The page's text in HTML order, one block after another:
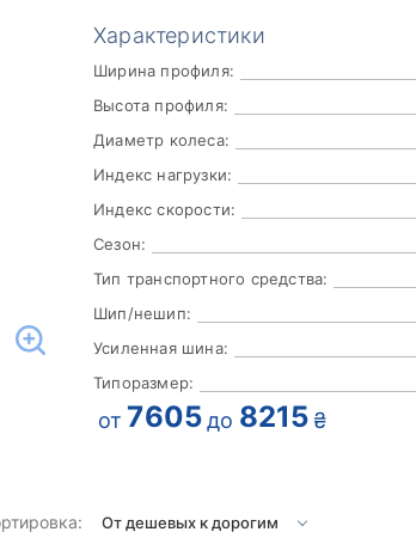
Характеристики
Ширина профиля:
Высота профиля:
Диаметр колеса:
Индекс нагрузки:
Индекс скорости:
Сезон:
Тип транспортного средства:
Шип/нешип:
Усиленная шина:
Типоразмер:
от 7605 до 8215 ₴